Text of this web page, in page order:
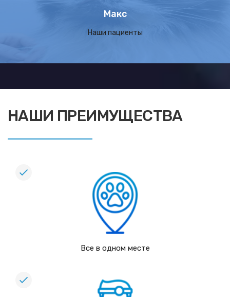
Макс
Наши пациенты
НАШИ ПРЕИМУЩЕСТВА
Все в одном месте